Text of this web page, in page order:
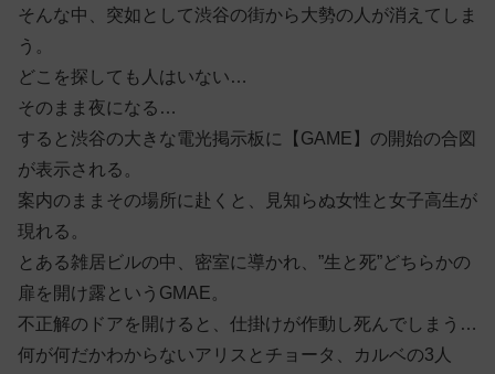
そんな中、突如として渋谷の街から大勢の人が消えてしま
う。
どこを探しても人はいない…
そのまま夜になる…
すると渋谷の大きな電光掲示板に【GAME】の開始の合図
が表示される。
案内のままその場所に赴くと、見知らぬ女性と女子高生が
現れる。
とある雑居ビルの中、密室に導かれ、”生と死”どちらかの
扉を開け露というGMAE。
不正解のドアを開けると、仕掛けが作動し死んでしまう…
何が何だかわからないアリスとチョータ、カルベの3人